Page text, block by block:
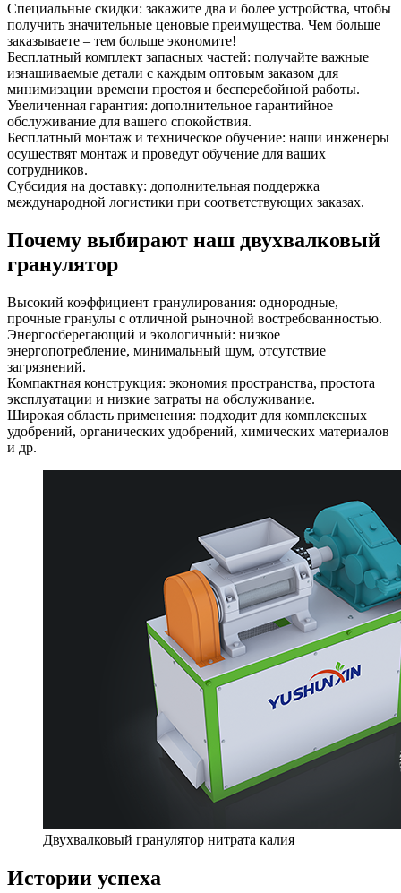
Специальные скидки: закажите два и более устройства, чтобы
получить значительные ценовые преимущества. Чем больше
заказываете – тем больше экономите!
Бесплатный комплект запасных частей: получайте важные
изнашиваемые детали с каждым оптовым заказом для
минимизации времени простоя и бесперебойной работы.
Увеличенная гарантия: дополнительное гарантийное
обслуживание для вашего спокойствия.
Бесплатный монтаж и техническое обучение: наши инженеры
осуществят монтаж и проведут обучение для ваших
сотрудников.
Субсидия на доставку: дополнительная поддержка
международной логистики при соответствующих заказах.
Почему выбирают наш двухвалковый
гранулятор
Высокий коэффициент гранулирования: однородные,
прочные гранулы с отличной рыночной востребованностью.
Энергосберегающий и экологичный: низкое
энергопотребление, минимальный шум, отсутствие
загрязнений.
Компактная конструкция: экономия пространства, простота
эксплуатации и низкие затраты на обслуживание.
Широкая область применения: подходит для комплексных
удобрений, органических удобрений, химических материалов
и др.
Двухвалковый гранулятор нитрата калия
Истории успеха